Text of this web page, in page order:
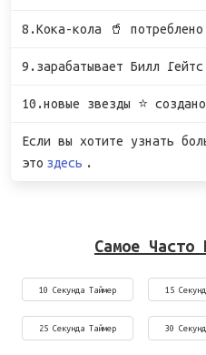
8.Кока-кола 🥤 потреблено
9.зарабатывает Билл Гейтс
10.новые звезды ⭐ создано
Если вы хотите узнать
это здесь .
Самое Часто
10 Секунда Таймер 15
25 Секунда Таймер 30